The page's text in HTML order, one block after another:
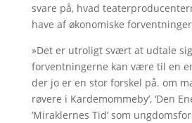
svare på, hvad
have af økonomiske
»Det er utroligt svært at udtale
forventningerne kan være til en
der jo er en stor forskel på. om
røvere i Kardemommeby’, ‘Den
‘Miraklernes Tid’ som